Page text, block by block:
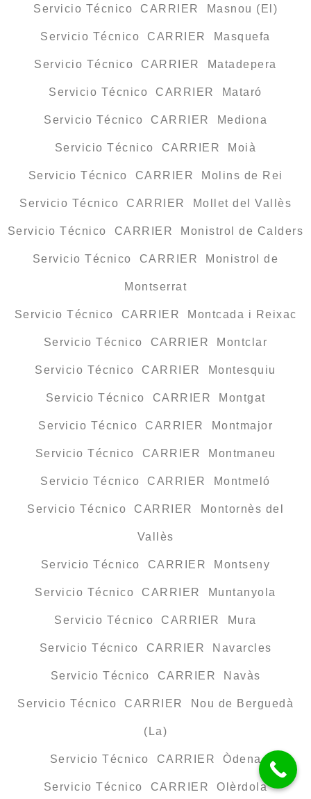
Servicio Técnico CARRIER Masnou (El)
Servicio Técnico CARRIER Masquefa
Servicio Técnico CARRIER Matadepera
Servicio Técnico CARRIER Mataró
Servicio Técnico CARRIER Mediona
Servicio Técnico CARRIER Moià
Servicio Técnico CARRIER Molins de Rei
Servicio Técnico CARRIER Mollet del Vallès
Servicio Técnico CARRIER Monistrol de Calders
Servicio Técnico CARRIER Monistrol de
Montserrat
Servicio Técnico CARRIER Montcada i Reixac
Servicio Técnico CARRIER Montclar
Servicio Técnico CARRIER Montesquiu
Servicio Técnico CARRIER Montgat
Servicio Técnico CARRIER Montmajor
Servicio Técnico CARRIER Montmaneu
Servicio Técnico CARRIER Montmeló
Servicio Técnico CARRIER Montornès del
Vallès
Servicio Técnico CARRIER Montseny
Servicio Técnico CARRIER Muntanyola
Servicio Técnico CARRIER Mura
Servicio Técnico CARRIER Navarcles
Servicio Técnico CARRIER Navàs
Servicio Técnico CARRIER Nou de Berguedà
(La)
Servicio Técnico CARRIER Òdena
Servicio Técnico CARRIER Olèrdola